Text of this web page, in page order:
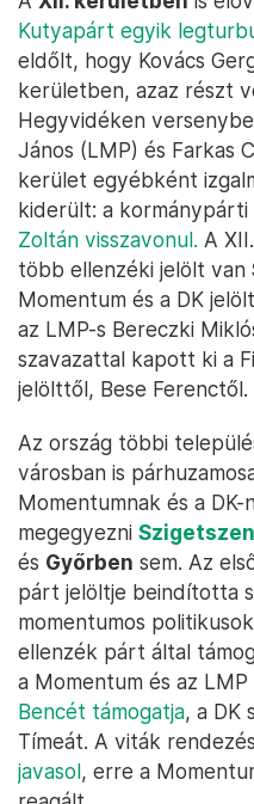
Kutyapárt egyik
eldőlt, hogy Kovács
kerületben, azaz részt
Hegyvidéken
János (LMP) és Farkas
kerület egyébként
kiderült: a
Zoltán visszavonul. A
több ellenzéki jelölt van
Momentum és a DK
az LMP-s Bereczki
szavazattal kapott ki a
jelölttől, Bese Ferenctől.
Az ország többi
városban is
Momentumnak és a
megegyezni
és Győrben sem. Az
párt jelöltje beindította
momentumos
ellenzék párt által
a Momentum és az LMP
Bencét támogatja, a DK
Tímeát. A viták
javasol, erre a